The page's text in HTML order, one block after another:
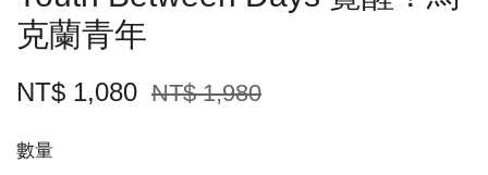
克蘭青年
NT$ 1,080 NT$ 1,980
數量